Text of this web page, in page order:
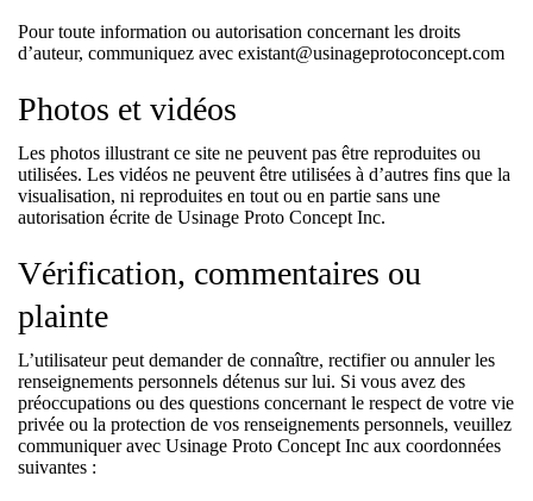
Pour toute information ou autorisation concernant les droits
d’auteur, communiquez avec existant@usinageprotoconcept.com
Photos et vidéos
Les photos illustrant ce site ne peuvent pas être reproduites ou
utilisées. Les vidéos ne peuvent être utilisées à d’autres fins que la
visualisation, ni reproduites en tout ou en partie sans une
autorisation écrite de Usinage Proto Concept Inc.
Vérification, commentaires ou
plainte
L’utilisateur peut demander de connaître, rectifier ou annuler les
renseignements personnels détenus sur lui. Si vous avez des
préoccupations ou des questions concernant le respect de votre vie
privée ou la protection de vos renseignements personnels, veuillez
communiquer avec Usinage Proto Concept Inc aux coordonnées
suivantes :